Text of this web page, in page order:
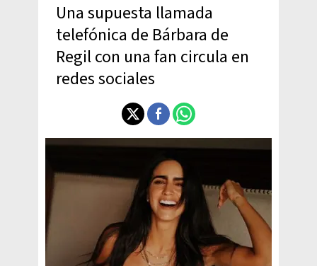
Una supuesta llamada
telefónica de Bárbara de
Regil con una fan circula en
redes sociales